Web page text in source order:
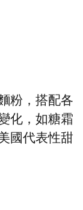
粉，搭配各
化，如糖霜
國代表性甜